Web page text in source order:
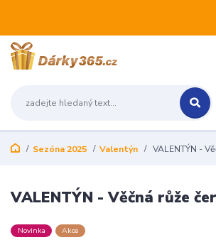
Sezóna 2025 Valentýn VALENTÝN -
VALENTÝN - Věčná růže
Novinka Akce